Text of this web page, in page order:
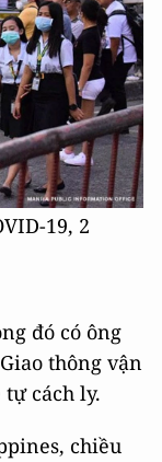
19, 2
đó có ông
thông vận
cách ly.
chiều